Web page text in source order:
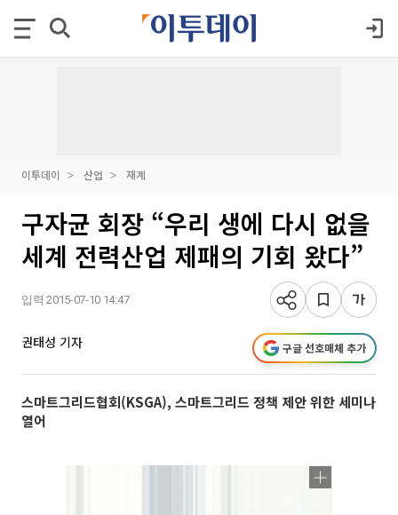
이투데이 산업 재계
구자균 회장 “우리 생에 다시 없을
세계 전력산업 제패의 기회 왔다”
입력 2015-07-10 14:47
권태성 기자 구글 선호매체 추가
스마트그리드협회(KSGA), 스마트그리드 정책 제안 위한 세미나
열어